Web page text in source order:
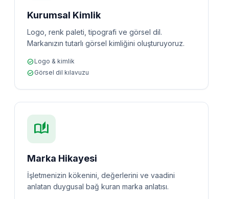
Kurumsal Kimlik
Logo, renk paleti, tipografi ve görsel dil.
Markanızın tutarlı görsel kimliğini oluşturuyoruz.
check_circle Logo & kimlik
check_circle Görsel dil kılavuzu
auto_stories
Marka Hikayesi
İşletmenizin kökenini, değerlerini ve vaadini
anlatan duygusal bağ kuran marka anlatısı.